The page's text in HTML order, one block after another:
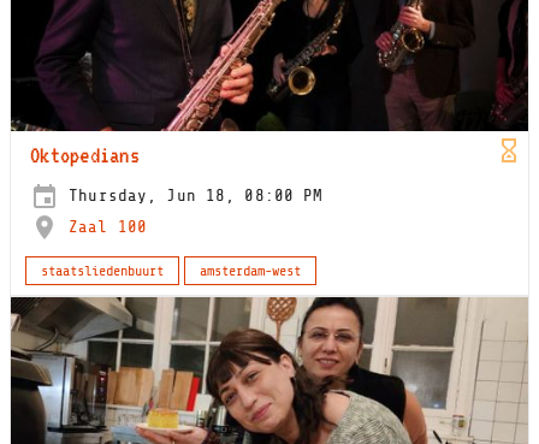
Oktopedians
Thursday, Jun 18, 08:00 PM
Zaal 100
staatsliedenbuurt amsterdam-west